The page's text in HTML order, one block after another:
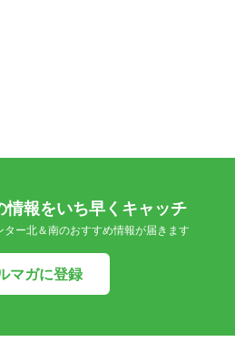
情報をいち早くキャッチ
ター北＆南のおすすめ情報が届きます
マガに登録